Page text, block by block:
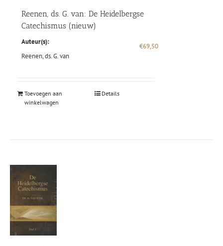
Reenen, ds. G. van: De Heidelbergse
Catechismus (nieuw)
Auteur(s):
Reenen, ds. G. van
€69,50
Toevoegen aan
winkelwagen
Details